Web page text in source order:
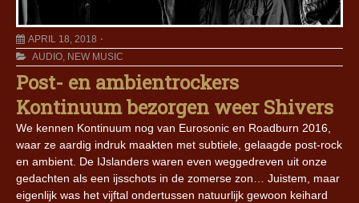
APRIL 18, 2018
AUDIO, NEW MUSIC
Post- en ambientrockers
Kontinuum bezorgen weer Shivers
We kennen Kontinuum nog van Eurosonic en Roadburn 2016,
waar ze aardig indruk maakten met subtiele, gelaagde post-rock
en ambient. De IJslanders waren even weggedreven uit onze
gedachten als een ijsschots in de zomerse zon… Juistem, maar
eigenlijk was het vijftal ondertussen natuurlijk gewoon keihard